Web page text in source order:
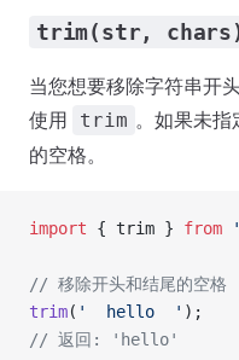
trim(str,
当您想要移除字符串开
使用
trim 。如果未指
的空格。
import { trim } from
// 移除开头和结尾的空格
trim( '  hello  ' );
// 返回: 'hello'